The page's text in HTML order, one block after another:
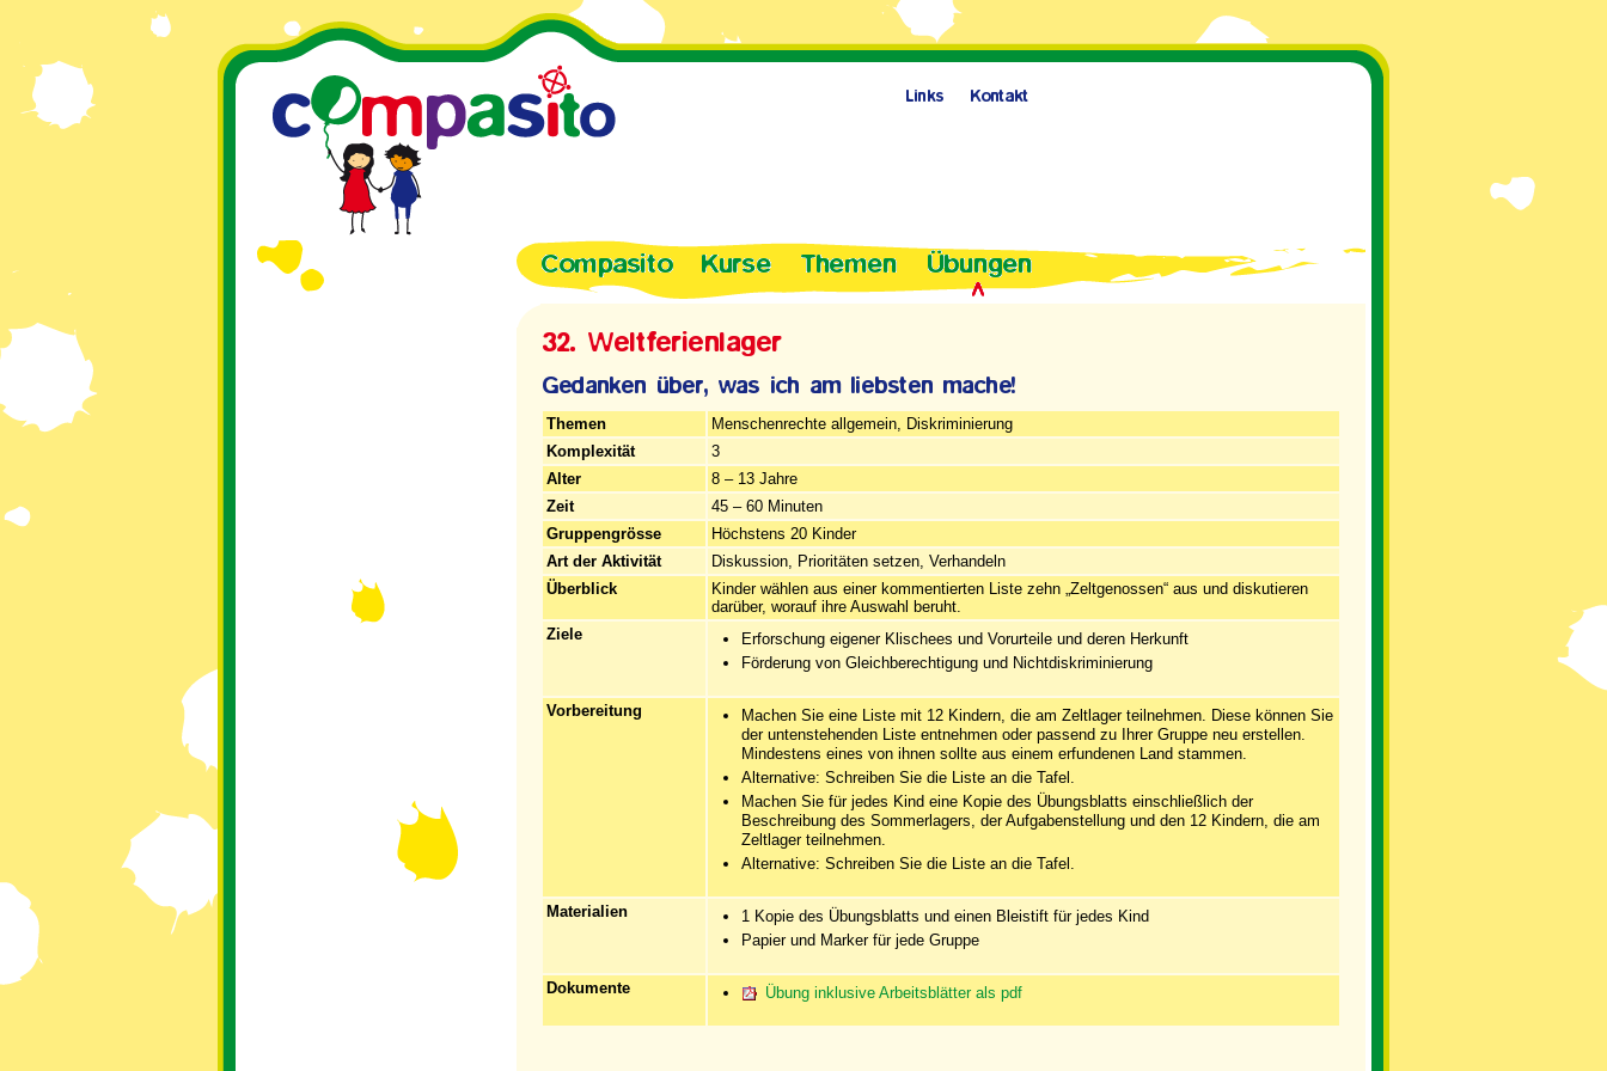
Themen
Menschenrechte allgemein, Diskriminierung
Komplexität
3
Alter
8 – 13 Jahre
Zeit
45 – 60 Minuten
Gruppengrösse
Höchstens 20 Kinder
Art der Aktivität
Diskussion, Prioritäten setzen, Verhandeln
Überblick
Kinder wählen aus einer kommentierten Liste zehn „Zeltgenossen“ aus und diskutieren
darüber, worauf ihre Auswahl beruht.
Ziele
Erforschung eigener Klischees und Vorurteile und deren Herkunft
Förderung von Gleichberechtigung und Nichtdiskriminierung
Vorbereitung
Machen Sie eine Liste mit 12 Kindern, die am Zeltlager teilnehmen. Diese können Sie
der untenstehenden Liste entnehmen oder passend zu Ihrer Gruppe neu erstellen.
Mindestens eines von ihnen sollte aus einem erfundenen Land stammen.
Alternative: Schreiben Sie die Liste an die Tafel.
Machen Sie für jedes Kind eine Kopie des Übungsblatts einschließlich der
Beschreibung des Sommerlagers, der Aufgabenstellung und den 12 Kindern, die am
Zeltlager teilnehmen.
Alternative: Schreiben Sie die Liste an die Tafel.
Materialien
1 Kopie des Übungsblatts und einen Bleistift für jedes Kind
Papier und Marker für jede Gruppe
Dokumente Übung inklusive Arbeitsblätter als pdf